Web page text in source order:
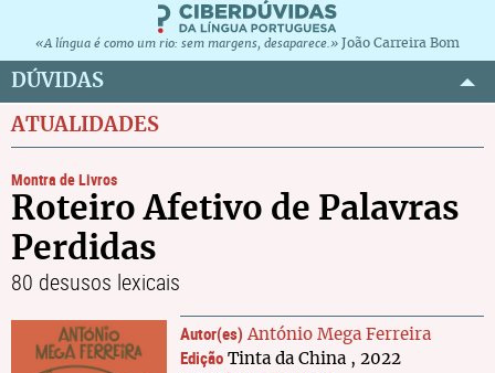
«A língua é como um rio: sem margens, desaparece.» João Carreira Bom
DÚVIDAS
ATUALIDADES
Montra de Livros
Roteiro Afetivo de Palavras
Perdidas
80 desusos lexicais
Autor(es) António Mega Ferreira
Edição Tinta da China , 2022